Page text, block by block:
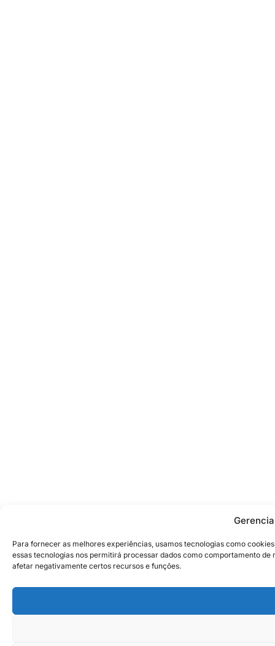
Para fornecer as melhores experiências, usamos tecnologias como
essas tecnologias nos permitirá processar dados como comportamento
afetar negativamente certos recursos e funções.